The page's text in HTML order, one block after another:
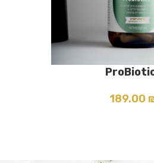
189.00